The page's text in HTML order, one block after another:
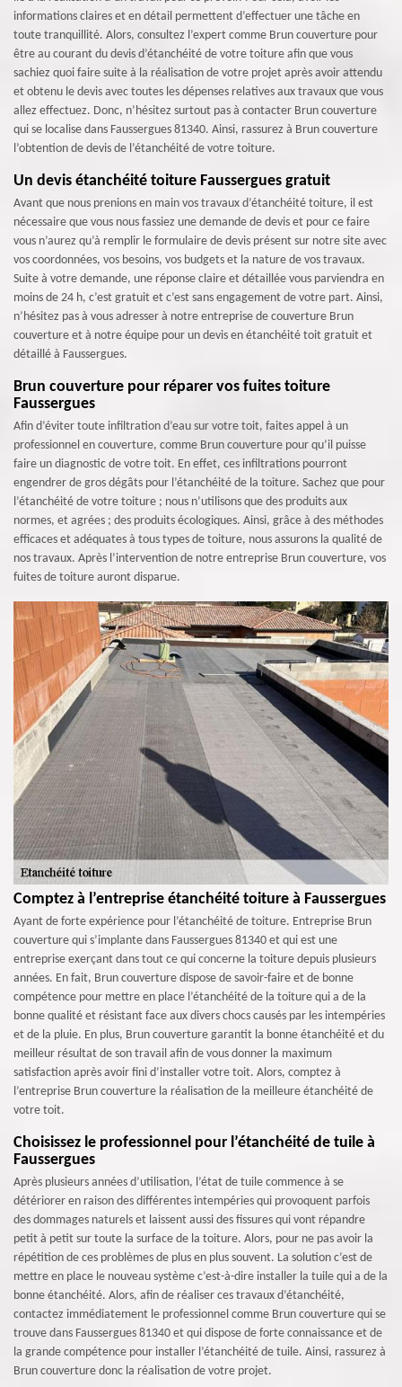
informations claires et en détail permettent d’effectuer une tâche en
toute tranquillité. Alors, consultez l’expert comme Brun couverture pour
être au courant du devis d’étanchéité de votre toiture afin que vous
sachiez quoi faire suite à la réalisation de votre projet après avoir attendu
et obtenu le devis avec toutes les dépenses relatives aux travaux que vous
allez effectuez. Donc, n’hésitez surtout pas à contacter Brun couverture
qui se localise dans Faussergues 81340. Ainsi, rassurez à Brun couverture
l’obtention de devis de l’étanchéité de votre toiture.
Un devis étanchéité toiture Faussergues gratuit
Avant que nous prenions en main vos travaux d’étanchéité toiture, il est
nécessaire que vous nous fassiez une demande de devis et pour ce faire
vous n’aurez qu’à remplir le formulaire de devis présent sur notre site avec
vos coordonnées, vos besoins, vos budgets et la nature de vos travaux.
Suite à votre demande, une réponse claire et détaillée vous parviendra en
moins de 24 h, c’est gratuit et c’est sans engagement de votre part. Ainsi,
n’hésitez pas à vous adresser à notre entreprise de couverture Brun
couverture et à notre équipe pour un devis en étanchéité toit gratuit et
détaillé à Faussergues.
Brun couverture pour réparer vos fuites toiture
Faussergues
Afin d’éviter toute infiltration d’eau sur votre toit, faites appel à un
professionnel en couverture, comme Brun couverture pour qu’il puisse
faire un diagnostic de votre toit. En effet, ces infiltrations pourront
engendrer de gros dégâts pour l’étanchéité de la toiture. Sachez que pour
l’étanchéité de votre toiture ; nous n’utilisons que des produits aux
normes, et agrées ; des produits écologiques. Ainsi, grâce à des méthodes
efficaces et adéquates à tous types de toiture, nous assurons la qualité de
nos travaux. Après l’intervention de notre entreprise Brun couverture, vos
fuites de toiture auront disparue.
Comptez à l’entreprise étanchéité toiture à Faussergues
Ayant de forte expérience pour l’étanchéité de toiture. Entreprise Brun
couverture qui s’implante dans Faussergues 81340 et qui est une
entreprise exerçant dans tout ce qui concerne la toiture depuis plusieurs
années. En fait, Brun couverture dispose de savoir-faire et de bonne
compétence pour mettre en place l’étanchéité de la toiture qui a de la
bonne qualité et résistant face aux divers chocs causés par les intempéries
et de la pluie. En plus, Brun couverture garantit la bonne étanchéité et du
meilleur résultat de son travail afin de vous donner la maximum
satisfaction après avoir fini d’installer votre toit. Alors, comptez à
l’entreprise Brun couverture la réalisation de la meilleure étanchéité de
votre toit.
Choisissez le professionnel pour l’étanchéité de tuile à
Faussergues
Après plusieurs années d’utilisation, l’état de tuile commence à se
détériorer en raison des différentes intempéries qui provoquent parfois
des dommages naturels et laissent aussi des fissures qui vont répandre
petit à petit sur toute la surface de la toiture. Alors, pour ne pas avoir la
répétition de ces problèmes de plus en plus souvent. La solution c’est de
mettre en place le nouveau système c’est-à-dire installer la tuile qui a de la
bonne étanchéité. Alors, afin de réaliser ces travaux d’étanchéité,
contactez immédiatement le professionnel comme Brun couverture qui se
trouve dans Faussergues 81340 et qui dispose de forte connaissance et de
la grande compétence pour installer l’étanchéité de tuile. Ainsi, rassurez à
Brun couverture donc la réalisation de votre projet.